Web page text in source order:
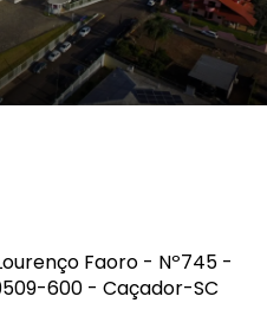
Faoro - Nº745 -
600 - Caçador-SC